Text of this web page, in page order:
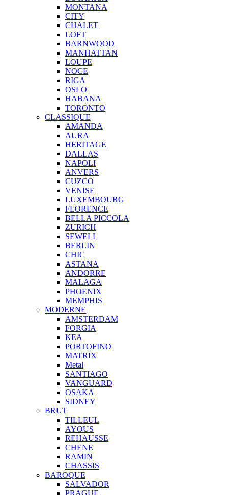
MONTANA
CITY
CHALET
LOFT
BARNWOOD
MANHATTAN
LOUPE
NOCE
RIGA
OSLO
HABANA
TORONTO
CLASSIQUE
AMANDA
AURA
HERITAGE
DALLAS
NAPOLI
ANVERS
CUZCO
VENISE
LUXEMBOURG
FLORENCE
BELLA PICCOLA
ZURICH
SEWELL
BERLIN
CHIC
ASTANA
ANDORRE
MALAGA
PHOENIX
MEMPHIS
MODERNE
AMSTERDAM
FORGIA
KEA
PORTOFINO
MATRIX
Metal
SANTIAGO
VANGUARD
OSAKA
SIDNEY
BRUT
TILLEUL
AYOUS
REHAUSSE
CHENE
RAMIN
CHASSIS
BAROQUE
SALVADOR
PRAGUE